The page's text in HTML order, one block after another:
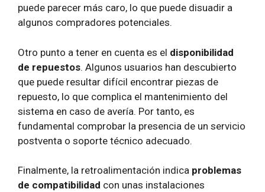
puede parecer más caro, lo que puede disuadir a
algunos compradores potenciales.
Otro punto a tener en cuenta es el disponibilidad
de repuestos. Algunos usuarios han descubierto
que puede resultar difícil encontrar piezas de
repuesto, lo que complica el mantenimiento del
sistema en caso de avería. Por tanto, es
fundamental comprobar la presencia de un servicio
postventa o soporte técnico adecuado.
Finalmente, la retroalimentación indica problemas
de compatibilidad con unas instalaciones